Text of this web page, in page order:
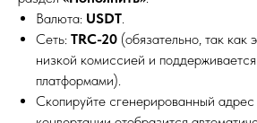
Валюта: USDT.
Сеть: TRC-20 (обязательно, так как
низкой комиссией и
платформами).
Скопируйте сгенерированный